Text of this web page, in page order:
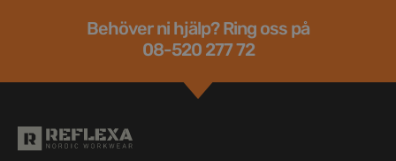
Behöver ni hjälp? Ring oss på
08-520 277 72